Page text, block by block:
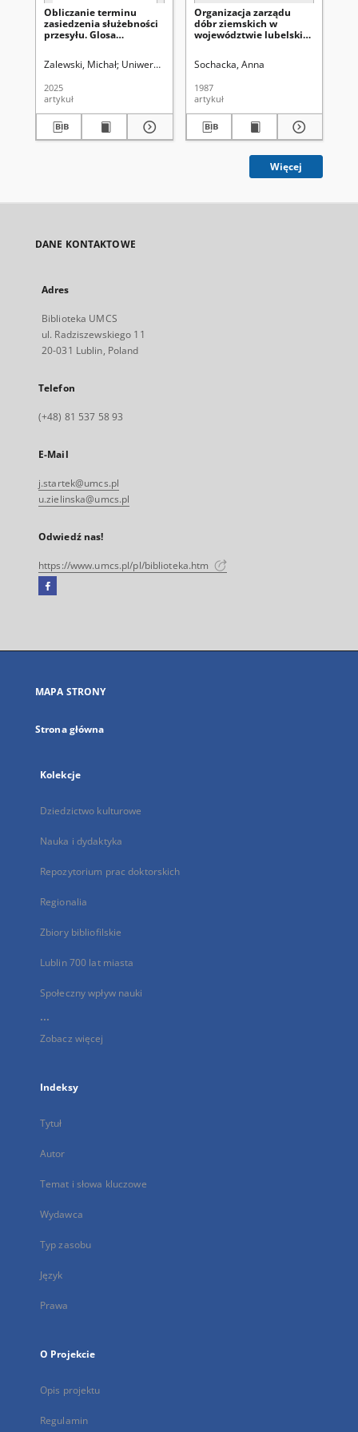
Obliczanie terminu
zasiedzenia służebności
przesyłu. Glosa
Najwyższego z dnia 24
108/22, Legalis nr
2899506)
Zalewski, Michał Uniwersytet Marii Curie-Skłodowskiej (Lublin).
2025
artykuł
Organizacja zarządu
dóbr ziemskich w
województwie lubelskim
Sochacka, Anna
1987
artykuł
Więcej
DANE KONTAKTOWE
Adres
Biblioteka UMCS
ul. Radziszewskiego 11
20-031 Lublin, Poland
Telefon
(+48) 81 537 58 93
E-Mail
j.startek@umcs.pl
u.zielinska@umcs.pl
Odwiedź nas!
https://www.umcs.pl/pl/biblioteka.htm
Facebook
się
karcie
MAPA STRONY
Strona główna
Kolekcje
Dziedzictwo kulturowe
Nauka i dydaktyka
Repozytorium prac doktorskich
Regionalia
Zbiory bibliofilskie
Lublin 700 lat miasta
Społeczny wpływ nauki
...
Zobacz więcej
Indeksy
Tytuł
Autor
Temat i słowa kluczowe
Wydawca
Typ zasobu
Język
Prawa
O Projekcie
Opis projektu
Regulamin